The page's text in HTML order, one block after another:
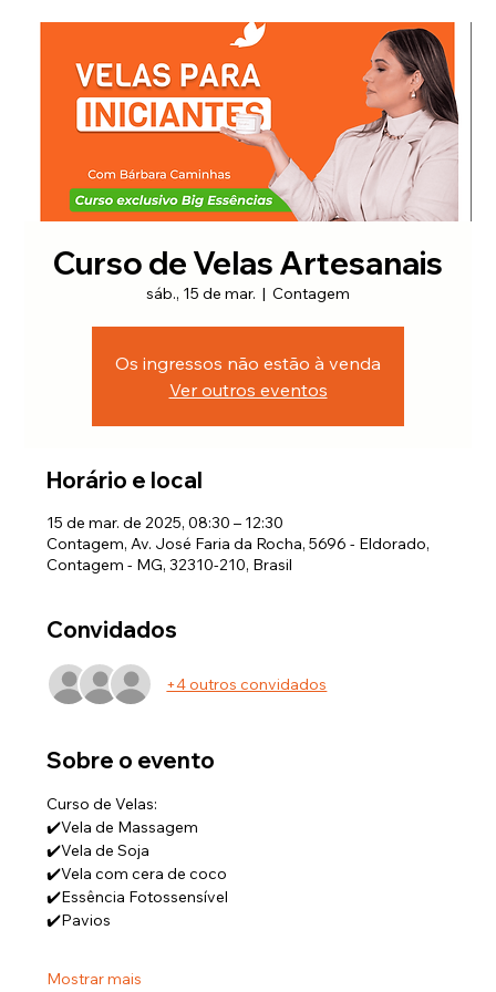
Curso de Velas Artesanais
sáb., 15 de mar.
  |
Contagem
Os ingressos não estão à venda
Ver outros eventos
Horário e local
15 de mar. de 2025, 08:30 – 12:30
Contagem, Av. José Faria da Rocha, 5696 - Eldorado,
Contagem - MG, 32310-210, Brasil
Convidados
+4 outros convidados
Sobre o evento
Curso de Velas:
✔️Vela de Massagem
✔️Vela de Soja
✔️Vela com cera de coco
✔️Essência Fotossensível
✔️Pavios
Mostrar mais